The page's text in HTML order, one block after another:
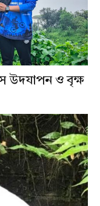
উদযাপন ও বৃক্ষ